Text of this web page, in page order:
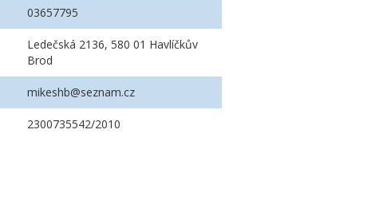
03657795
Ledečská 2136, 580 01 Havlíčkův
Brod
mikeshb@seznam.cz
2300735542/2010